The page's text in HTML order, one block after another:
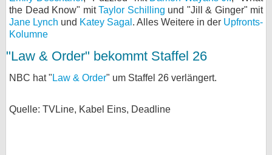
the Dead Know" mitTaylor Schilling und "Jill & Ginger" mit
Jane Lynch und Katey Sagal . Alles Weitere in der Upfronts-
Kolumne
"Law & Order" bekommt Staffel 26
NBC hat " Law & Order" um Staffel 26 verlängert.
Quelle: TVLine, Kabel Eins, Deadline